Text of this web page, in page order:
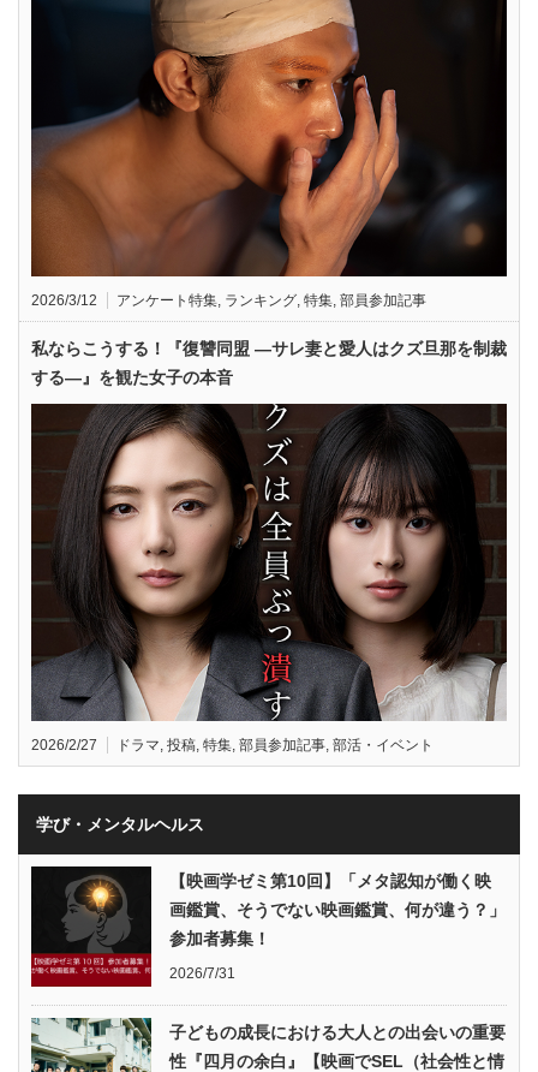
2026/3/12 アンケート特集, ランキング, 特集, 部員参加記事
私ならこうする！『復讐同盟 —サレ妻と愛人はクズ旦那を制裁
する—』を観た女子の本音
2026/2/27 ドラマ, 投稿, 特集, 部員参加記事, 部活・イベント
学び・メンタルヘルス
【映画学ゼミ第10回】「メタ認知が働く映
画鑑賞、そうでない映画鑑賞、何が違う？」
参加者募集！
2026/7/31
子どもの成長における大人との出会いの重要
性『四月の余白』【映画でSEL（社会性と情